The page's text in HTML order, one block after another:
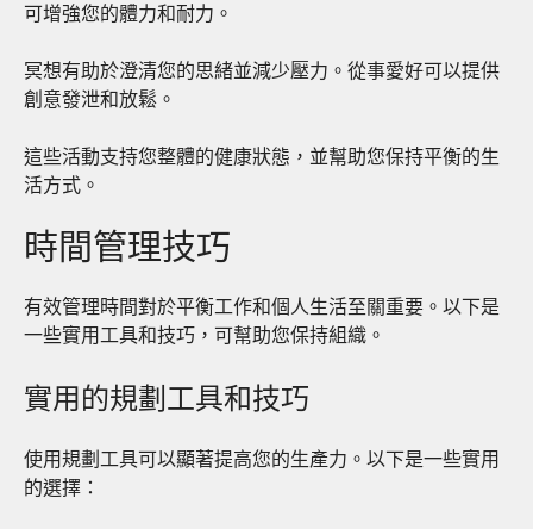
可增強您的體力和耐力。
冥想有助於澄清您的思緒並減少壓力。從事愛好可以提供
創意發泄和放鬆。
這些活動支持您整體的健康狀態 ，並幫助您保持平衡的生
活方式。
時間管理技巧
有效管理時間對於平衡工作和個人生活至關重要。以下是
一些實用工具和技巧，可幫助您保持組織。
實用的規劃工具和技巧
使用規劃工具可以顯著提高您的生產力。以下是一些實用
的選擇：